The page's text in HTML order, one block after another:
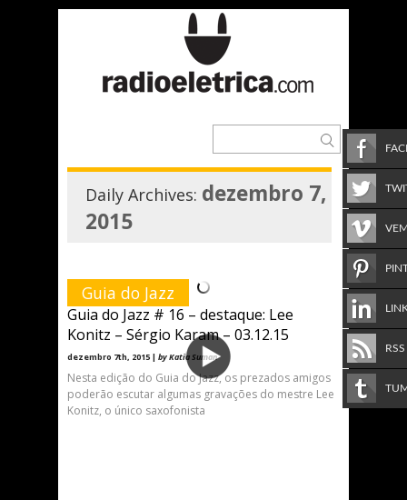
Daily Archives: dezembro 7,
2015
Guia do Jazz
Guia do Jazz # 16 – destaque: Lee
Konitz – Sérgio Karam – 03.12.15
dezembro 7th, 2015 | by Katia Suman
Nesta edição do Guia do Jazz, os prezados amigos
poderão escutar algumas gravações do mestre Lee
Konitz, o único saxofonista
RSS